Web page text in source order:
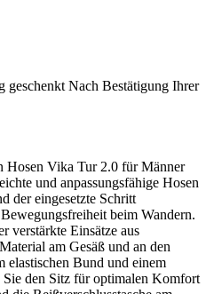
geschenkt Nach Bestätigung Ihrer
Hosen Vika Tur 2.0 für Männer
und anpassungsfähige Hosen
der eingesetzte Schritt
beim Wandern.
verstärkte Einsätze aus
am Gesäß und an den
Bund und einem
den Sitz für optimalen Komfort